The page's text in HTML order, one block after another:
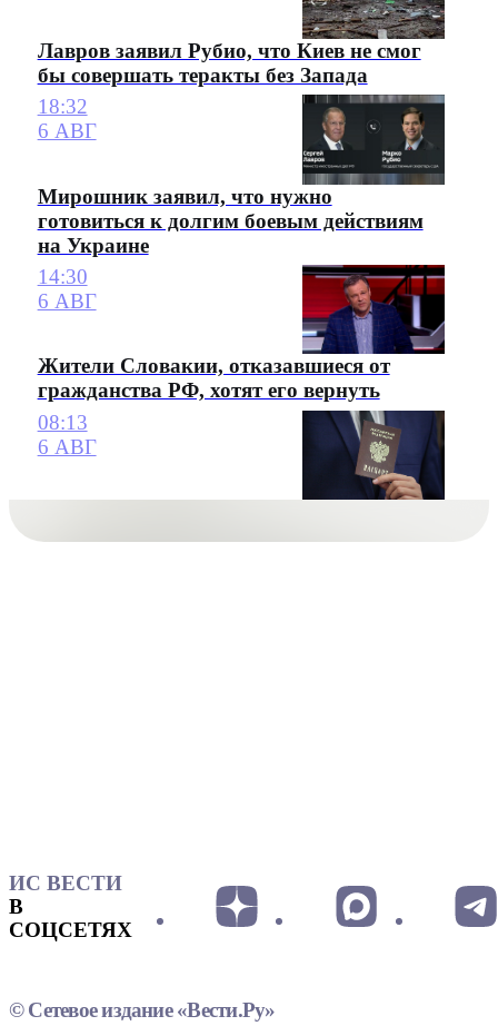
Лавров заявил Рубио, что Киев не смог
бы совершать теракты без Запада
18:32
6 АВГ
Мирошник заявил, что нужно
готовиться к долгим боевым действиям
на Украине
14:30
6 АВГ
Жители Словакии, отказавшиеся от
гражданства РФ, хотят его вернуть
08:13
6 АВГ
ИС ВЕСТИ
В
СОЦСЕТЯХ
© Сетевое издание «Вести.Ру»